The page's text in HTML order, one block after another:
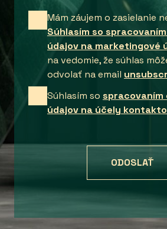
Mám záujem o zasielanie
Súhlasím so
údajov na marketingové
na vedomie, že súhlas
odvolať na email
Súhlasím so spracovaním
údajov na účely